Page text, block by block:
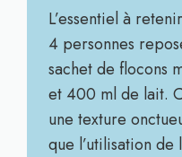
L’essentiel à
4 personnes
sachet de flocons
et 400 ml de lait.
une texture
que l’utilisation